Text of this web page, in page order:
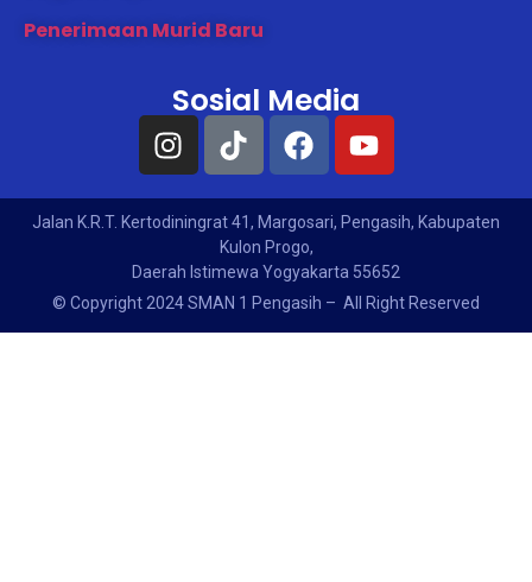
Penerimaan Murid Baru
Sosial Media
Jalan K.R.T. Kertodiningrat 41, Margosari, Pengasih, Kabupaten
Kulon Progo,
Daerah Istimewa Yogyakarta 55652
© Copyright 2024 SMAN 1 Pengasih – All Right Reserved